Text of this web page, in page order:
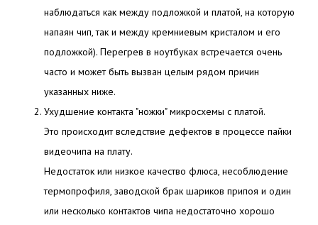
наблюдаться как между подложкой и платой, на которую
напаян чип, так и между кремниевым кристалом и его
подложкой). Перегрев в ноутбуках встречается очень
часто и может быть вызван целым рядом причин
указанных ниже.
Ухудшение контакта "ножки" микросхемы с платой.
Это происходит вследствие дефектов в процессе пайки
видеочипа на плату.
Недостаток или низкое качество флюса, несоблюдение
термопрофиля, заводской брак шариков припоя и один
или несколько контактов чипа недостаточно хорошо